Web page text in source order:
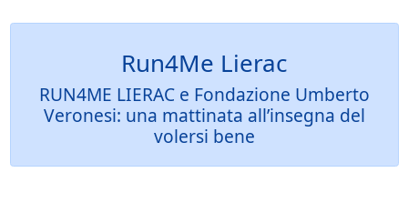
Run4Me Lierac
RUN4ME LIERAC e Fondazione Umberto
Veronesi: una mattinata all’insegna del
volersi bene